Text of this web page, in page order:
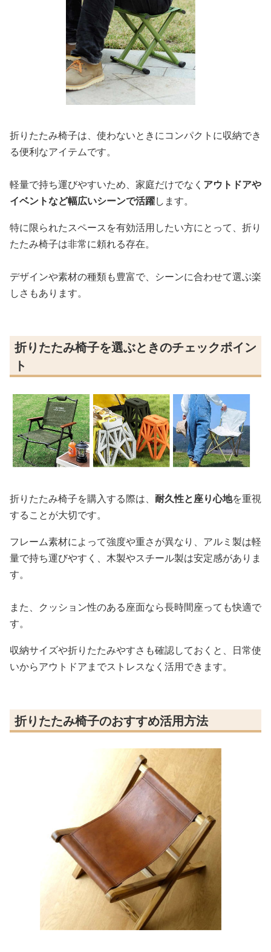
折りたたみ椅子は、使わないときにコンパクトに収納でき
る便利なアイテムです。
軽量で持ち運びやすいため、家庭だけでなく アウトドアや
イベントなど幅広いシーンで活躍します。
特に限られたスペースを有効活用したい方にとって、折り
たたみ椅子は非常に頼れる存在。
デザインや素材の種類も豊富で、シーンに合わせて選ぶ楽
しさもあります。
折りたたみ椅子を選ぶときのチェックポイン
ト
折りたたみ椅子を購入する際は、 耐久性と座り心地を重視
することが大切です。
フレーム素材によって強度や重さが異なり、アルミ製は軽
量で持ち運びやすく、木製やスチール製は安定感がありま
す。
また、クッション性のある座面なら長時間座っても快適で
す。
収納サイズや折りたたみやすさも確認しておくと、日常使
いからアウトドアまでストレスなく活用できます。
折りたたみ椅子のおすすめ活用方法